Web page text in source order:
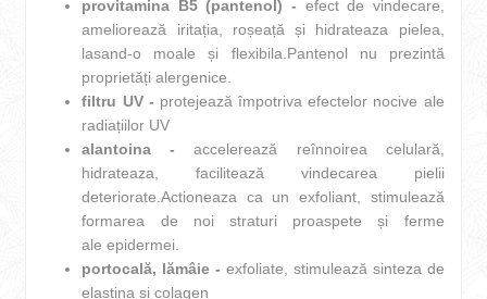
provitamina Β5 (pantenol) - efect de vindecare,
ameliorează iritația, roșeață și hidrateaza pielea,
lasand-o moale și flexibila.Pantenol nu prezintă
proprietăți alergenice.
filtru UV - protejează împotriva efectelor nocive ale
radiațiilor UV
alantoina - accelerează reînnoirea celulară,
hidrateaza, facilitează vindecarea pielii
deteriorate.Actioneaza ca un exfoliant, stimulează
formarea de noi straturi proaspete și ferme
ale epidermei.
portocală, lămâie - exfoliate, stimulează sinteza de
elastina si colagen